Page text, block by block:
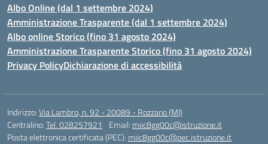
Albo Online (dal 1 settembre 2024)
Amministrazione Trasparente (dal 1 settembre 2024)
Albo online Storico (fino 31 agosto 2024)
Amministrazione Trasparente Storico (fino 31 agosto 2024)
Privacy PolicyDichiarazione di accessibilità
Indirizzo:Via Lambro, n. 92 - 20089 - Rozzano (MI)
Centralino:Tel. 028257921 Email: miic8gg00c@istruzione.it
Posta elettronica certificata (PEC): miic8gg00c@pec.istruzione.it